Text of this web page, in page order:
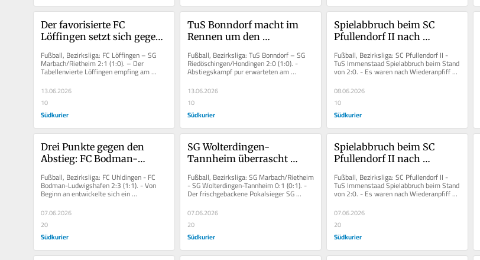
Der favorisierte FC
Löffingen setzt sich gegen
Marbach/Rietheim 2:1
durch
Fußball, Bezirksliga: FC Löffingen – SG
Marbach/Rietheim 2:1 (1:0). – Der
Tabellenvierte Löffingen empfing am
Samstagnachmittag zum...
13.06.2026
10
Südkurier
TuS Bonndorf macht im
Rennen um den
gegen die SG
Riedöschingen/Hondingen
Fußball, Bezirksliga: TuS Bonndorf – SG
Riedöschingen/Hondingen 2:0 (1:0). -
Abstiegskampf pur erwarteten am
Samstagnachmittag die 200 Zuschauer...
13.06.2026
10
Südkurier
Spielabbruch beim SC
Pfullendorf II nach
Immenstaader Kapitäns
Eray Erdem
Fußball, Bezirksliga: SC Pfullendorf II -
TuS Immenstaad Spielabbruch beim Stand
von 2:0. - Es waren nach Wiederanpfiff
08.06.2026
10
Südkurier
Drei Punkte gegen den
Abstieg: FC Bodman-
3:2 beim FC Uhldingen
Fußball, Bezirksliga: FC Uhldingen - FC
Bodman-Ludwigshafen 2:3 (1:1). - Von
Beginn an entwickelte sich ein
ausgeglichenes Spiel mit viel
Augenmerk...
07.06.2026
20
Südkurier
SG Wolterdingen-
Tannheim überrascht
Marbach/Rietheim mit 1:0
Fußball, Bezirksliga: SG Marbach/Rietheim
- SG Wolterdingen-Tannheim 0:1 (0:1). -
Der frischgebackene Pokalsieger SG
Marbach/Rietheim trat gegen die...
07.06.2026
20
Südkurier
Spielabbruch beim SC
Pfullendorf II nach
Immenstaader Kapitäns
Eray Erdem
Fußball, Bezirksliga: SC Pfullendorf II -
TuS Immenstaad Spielabbruch beim Stand
von 2:0. - Es waren nach Wiederanpfiff
07.06.2026
20
Südkurier